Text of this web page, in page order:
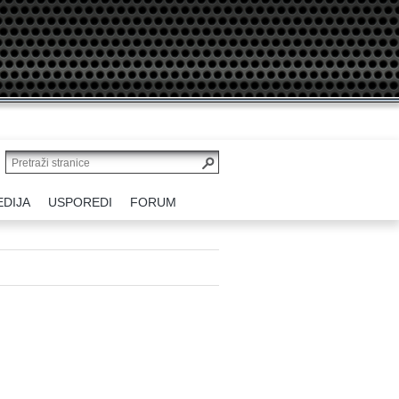
USPOREDI FORUM